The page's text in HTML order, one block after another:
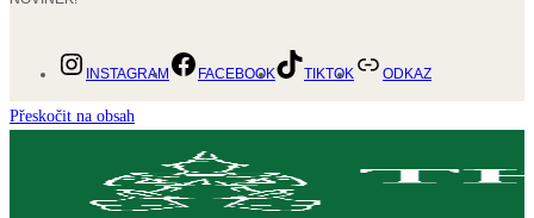
INSTAGRAM FACEBOOK TIKTOK ODKAZ
Přeskočit na obsah